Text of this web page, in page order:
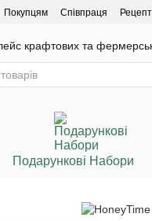
Покупцям Співпраця
крафтових та
Подарункові Набори